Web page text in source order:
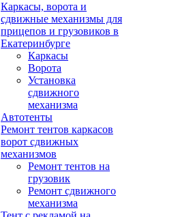
Каркасы, ворота и
сдвижные механизмы для
прицепов и грузовиков в
Екатеринбурге
Каркасы
Ворота
Установка
сдвижного
механизма
Автотенты
Ремонт тентов каркасов
ворот сдвижных
механизмов
Ремонт тентов на
грузовик
Ремонт сдвижного
механизма